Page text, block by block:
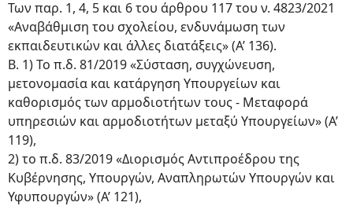
Των παρ. 1, 4, 5 και 6 του άρθρου 117 του ν. 4823/2021
«Αναβάθμιση του σχολείου, ενδυνάμωση των
εκπαιδευτικών και άλλες διατάξεις» (Α’ 136).
Β. 1) Το π.δ. 81/2019 «Σύσταση, συγχώνευση,
μετονομασία και κατάργηση Υπουργείων και
καθορισμός των αρμοδιοτήτων τους - Μεταφορά
υπηρεσιών και αρμοδιοτήτων μεταξύ Υπουργείων» (Α’
119),
2) το π.δ. 83/2019 «Διορισμός Αντιπροέδρου της
Κυβέρνησης, Υπουργών, Αναπληρωτών Υπουργών και
Υφυπουργών» (Α’ 121),